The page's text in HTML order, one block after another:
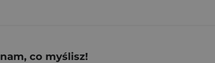
co myślisz!